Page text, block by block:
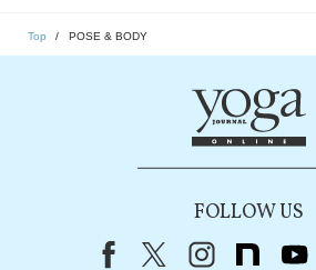
Top POSE & BODY
FOLLOW US
FacebookX（旧Twitter）
instagram
note